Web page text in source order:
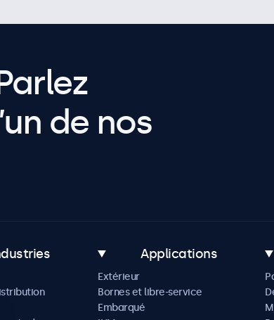
de nos
Applications
Extérieur
Bornes et libre-service
Embarqué